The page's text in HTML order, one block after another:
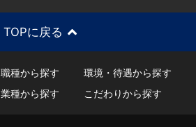
TOPに戻る
職種から探す
環境・待遇から探す
業種から探す こだわりから探す